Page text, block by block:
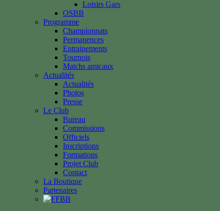
Loisirs Gars
OSBB
Programme
Championnats
Permanences
Entrainements
Tournois
Matchs amicaux
Actualités
Actualités
Photos
Presse
Le Club
Bureau
Commissions
Officiels
Inscriptions
Formations
Projet Club
Contact
La Boutique
Partenaires